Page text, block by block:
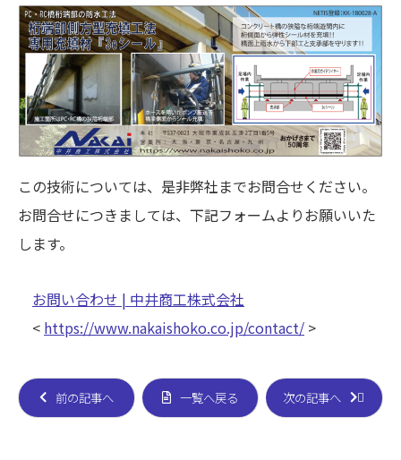
この技術については、是非弊社までお問合せください。
お問合せにつきましては、下記フォームよりお願いいた
します。
お問い合わせ | 中井商工株式会社
< https://www.nakaishoko.co.jp/contact/ >
前の記事へ 一覧へ戻る 次の記事へ